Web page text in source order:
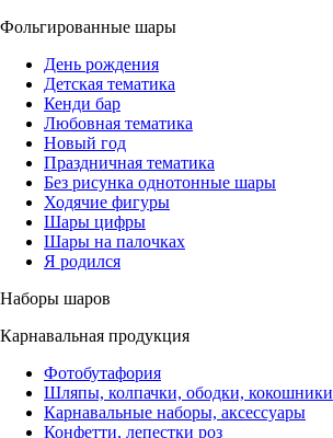
Фольгированные шары
День рождения
Детская тематика
Кенди бар
Любовная тематика
Новый год
Праздничная тематика
Без рисунка однотонные шары
Ходячие фигуры
Шары цифры
Шары на палочках
Я родился
Наборы шаров
Карнавальная продукция
Фотобутафория
Шляпы, колпачки, ободки, кокошники
Карнавальные наборы, аксессуары
Конфетти, лепестки роз